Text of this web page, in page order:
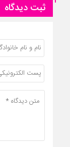
ثبت دیدگاه